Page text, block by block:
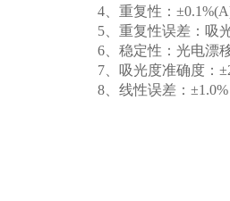
4、重复性：
5、重复性误差：吸
6、稳定性：光电漂
7、吸光度准确度：
8、线性误差：±1.0%